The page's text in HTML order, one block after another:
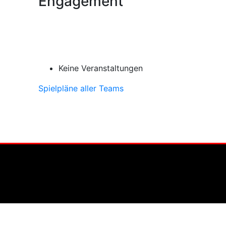
Keine Veranstaltungen
Spielpläne aller Teams